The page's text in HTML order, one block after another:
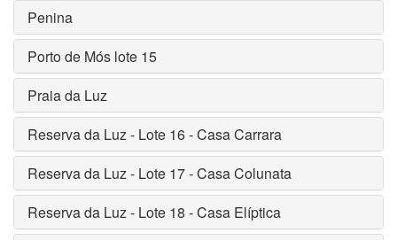
Penina
Porto de Mós lote 15
Praia da Luz
Reserva da Luz - Lote 16 - Casa Carrara
Reserva da Luz - Lote 17 - Casa Colunata
Reserva da Luz - Lote 18 - Casa Elíptica